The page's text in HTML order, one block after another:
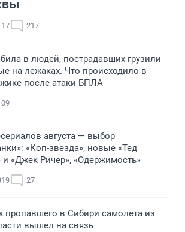
217
била в людей, пострадавших грузили
на лежаках. Что происходило в
после атаки БПЛА
августа — выбор
«Коп-звезда», новые «Тед
и «Джек Ричер», «Одержимость»
27
пропавшего в Сибири самолета из
вышел на связь